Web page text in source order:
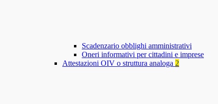
Scadenzario obblighi amministrativi
Oneri informativi per cittadini e imprese
Attestazioni OIV o struttura analoga 2